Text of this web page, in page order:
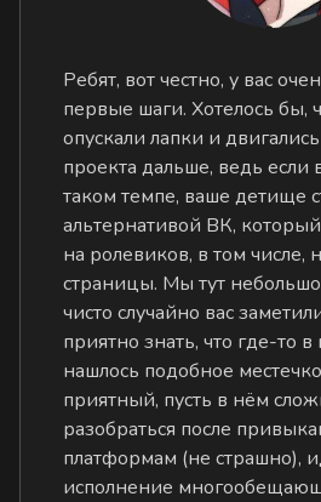
Ребят, вот честно, у вас
первые шаги. Хотелось бы,
опускали лапки и
проекта дальше, ведь если
таком темпе, ваше детище
альтернативой ВК,
на ролевиков, в том числе,
страницы. Мы тут
чисто случайно вас
приятно знать, что где-то
нашлось подобное
приятный, пусть в нём
разобраться после
платформам (не страшно),
исполнение